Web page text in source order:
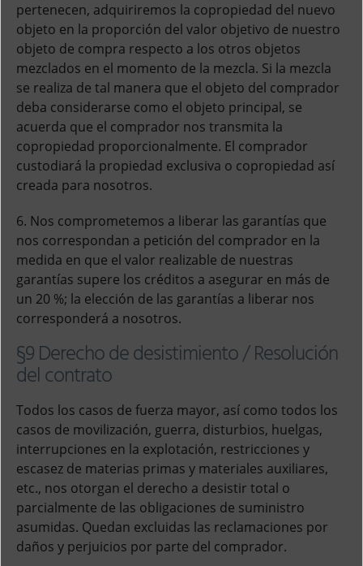
pertenecen, adquiriremos la copropiedad del nuevo
objeto en la proporción del valor objetivo de nuestro
objeto de compra respecto a los otros objetos
mezclados en el momento de la mezcla. Si la mezcla
se realiza de tal manera que el objeto del comprador
deba considerarse como el objeto principal, se
acuerda que el comprador nos transmita la
copropiedad proporcionalmente. El comprador
custodiará la propiedad exclusiva o copropiedad así
creada para nosotros.
6. Nos comprometemos a liberar las garantías que
nos correspondan a petición del comprador en la
medida en que el valor realizable de nuestras
garantías supere los créditos a asegurar en más de
un 20 %; la elección de las garantías a liberar nos
corresponderá a nosotros.
§9 Derecho de desistimiento / Resolución
del contrato
Todos los casos de fuerza mayor, así como todos los
casos de movilización, guerra, disturbios, huelgas,
interrupciones en la explotación, restricciones y
escasez de materias primas y materiales auxiliares,
etc., nos otorgan el derecho a desistir total o
parcialmente de las obligaciones de suministro
asumidas. Quedan excluidas las reclamaciones por
daños y perjuicios por parte del comprador.